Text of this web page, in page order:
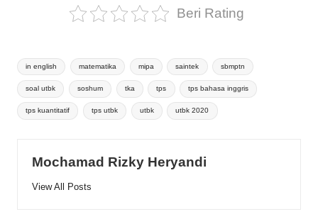
Beri Rating
Tags:
in english matematika mipa saintek sbmptn
soal utbk soshum tka tps tps bahasa inggris
tps kuantitatif tps utbk utbk utbk 2020
Mochamad Rizky Heryandi
View All Posts